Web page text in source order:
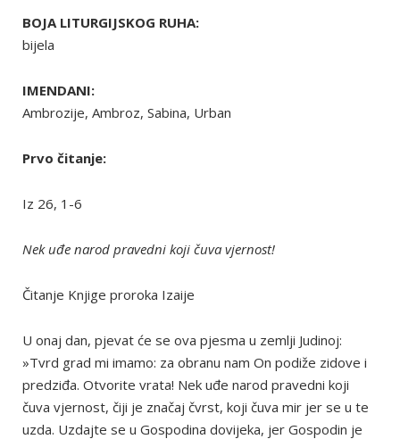
BOJA LITURGIJSKOG RUHA:
bijela
IMENDANI:
Ambrozije, Ambroz, Sabina, Urban
Prvo čitanje:
Iz 26, 1-6
Nek uđe narod pravedni koji čuva vjernost!
Čitanje Knjige proroka Izaije
U onaj dan, pjevat će se ova pjesma u zemlji Judinoj:
»Tvrd grad mi imamo: za obranu nam On podiže zidove i
predziđa. Otvorite vrata! Nek uđe narod pravedni koji
čuva vjernost, čiji je značaj čvrst, koji čuva mir jer se u te
uzda. Uzdajte se u Gospodina dovijeka, jer Gospodin je